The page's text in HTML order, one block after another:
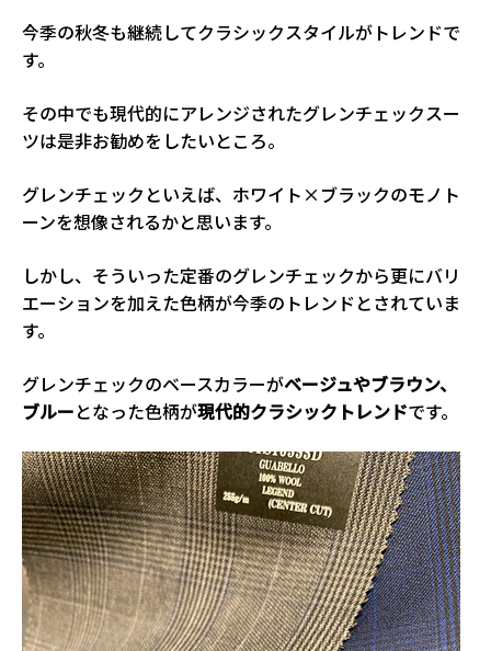
今季の秋冬も継続してクラシックスタイルがトレンドで
す。
その中でも現代的にアレンジされたグレンチェックスー
ツは是非お勧めをしたいところ。
グレンチェックといえば、ホワイト×ブラックのモノト
ーンを想像されるかと思います。
しかし、そういった定番のグレンチェックから更にバリ
エーションを加えた色柄が今季のトレンドとされていま
す。
グレンチェックのベースカラーがベージュやブラウン、
ブルーとなった色柄が現代的クラシックトレンドです。